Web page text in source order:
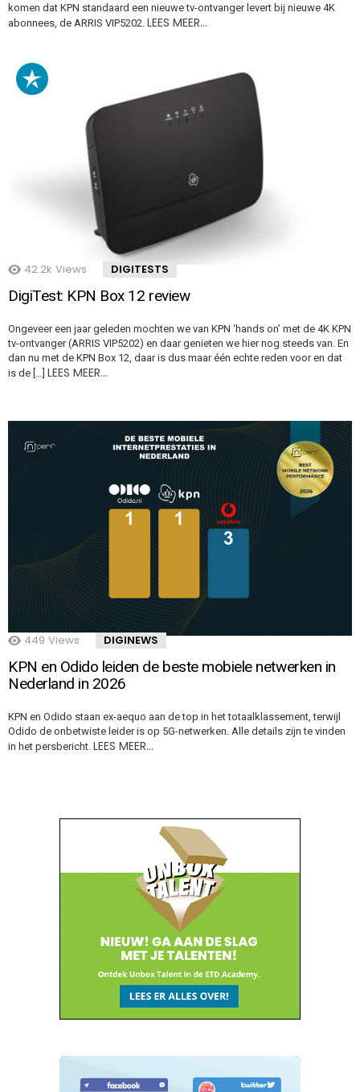
komen dat KPN standaard een nieuwe tv-ontvanger levert bij nieuwe 4K
abonnees, de ARRIS VIP5202. LEES MEER…
42.2k Views DIGITESTS
DigiTest: KPN Box 12 review
Ongeveer een jaar geleden mochten we van KPN ‘hands on’ met de 4K KPN
tv-ontvanger (ARRIS VIP5202) en daar genieten we hier nog steeds van. En
dan nu met de KPN Box 12, daar is dus maar één echte reden voor en dat
is de […] LEES MEER…
449 Views DIGINEWS
KPN en Odido leiden de beste mobiele netwerken in
Nederland in 2026
KPN en Odido staan ex-aequo aan de top in het totaalklassement, terwijl
Odido de onbetwiste leider is op 5G-netwerken. Alle details zijn te vinden
in het persbericht. LEES MEER…